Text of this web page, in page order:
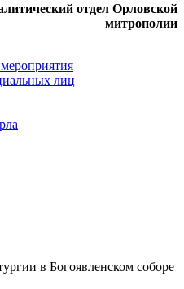
отдел Орловской
митрополии
лиц
в Богоявленском соборе